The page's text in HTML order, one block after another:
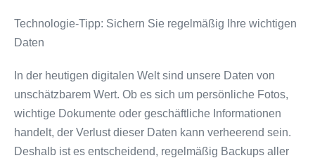
Technologie-Tipp: Sichern Sie regelmäßig Ihre wichtigen
Daten
In der heutigen digitalen Welt sind unsere Daten von
unschätzbarem Wert. Ob es sich um persönliche Fotos,
wichtige Dokumente oder geschäftliche Informationen
handelt, der Verlust dieser Daten kann verheerend sein.
Deshalb ist es entscheidend, regelmäßig Backups aller